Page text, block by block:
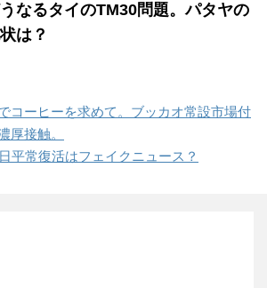
なるタイのTM30問題。パタヤの
は？
コーヒーを求めて。ブッカオ常設市場付
厚接触。
平常復活はフェイクニュース？